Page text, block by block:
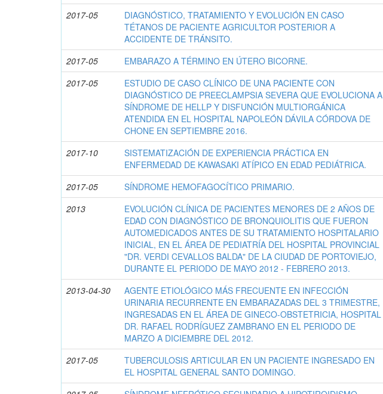
2017-05
DIAGNÓSTICO, TRATAMIENTO Y EVOLUCIÓN EN CASO
TÉTANOS DE PACIENTE AGRICULTOR POSTERIOR A
ACCIDENTE DE TRÁNSITO.
2017-05 EMBARAZO A TÉRMINO EN ÚTERO BICORNE.
2017-05
ESTUDIO DE CASO CLÍNICO DE UNA PACIENTE CON
DIAGNÓSTICO DE PREECLAMPSIA SEVERA QUE EVOLUCIONA A
SÍNDROME DE HELLP Y DISFUNCIÓN MULTIORGÁNICA
ATENDIDA EN EL HOSPITAL NAPOLEÓN DÁVILA CÓRDOVA DE
CHONE EN SEPTIEMBRE 2016.
2017-10
SISTEMATIZACIÓN DE EXPERIENCIA PRÁCTICA EN
ENFERMEDAD DE KAWASAKI ATÍPICO EN EDAD PEDIÁTRICA.
2017-05 SÍNDROME HEMOFAGOCÍTICO PRIMARIO.
2013
EVOLUCIÓN CLÍNICA DE PACIENTES MENORES DE 2 AÑOS DE
EDAD CON DIAGNÓSTICO DE BRONQUIOLITIS QUE FUERON
AUTOMEDICADOS ANTES DE SU TRATAMIENTO HOSPITALARIO
INICIAL, EN EL ÁREA DE PEDIATRÍA DEL HOSPITAL PROVINCIAL
"DR. VERDI CEVALLOS BALDA" DE LA CIUDAD DE PORTOVIEJO,
DURANTE EL PERIODO DE MAYO 2012 - FEBRERO 2013.
2013-04-30
AGENTE ETIOLÓGICO MÁS FRECUENTE EN INFECCIÓN
URINARIA RECURRENTE EN EMBARAZADAS DEL 3 TRIMESTRE,
INGRESADAS EN EL ÁREA DE GINECO-OBSTETRICIA, HOSPITAL
DR. RAFAEL RODRÍGUEZ ZAMBRANO EN EL PERIODO DE
MARZO A DICIEMBRE DEL 2012.
2017-05
TUBERCULOSIS ARTICULAR EN UN PACIENTE INGRESADO EN
EL HOSPITAL GENERAL SANTO DOMINGO.